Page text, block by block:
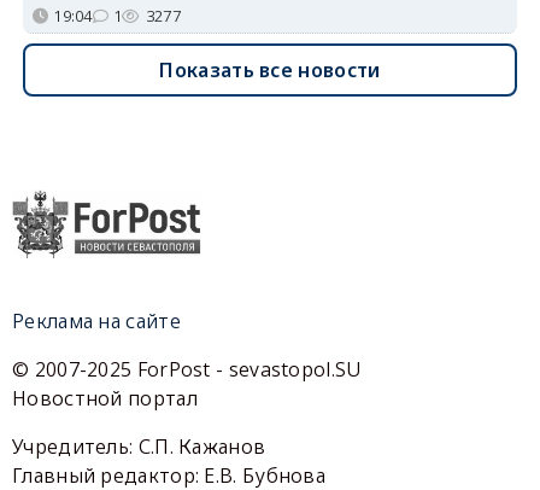
19:04 1 3277
Показать все новости
Реклама на сайте
© 2007-2025 ForPost - sevastopol.SU
Новостной портал
Учредитель: С.П. Кажанов
Главный редактор: Е.В. Бубнова